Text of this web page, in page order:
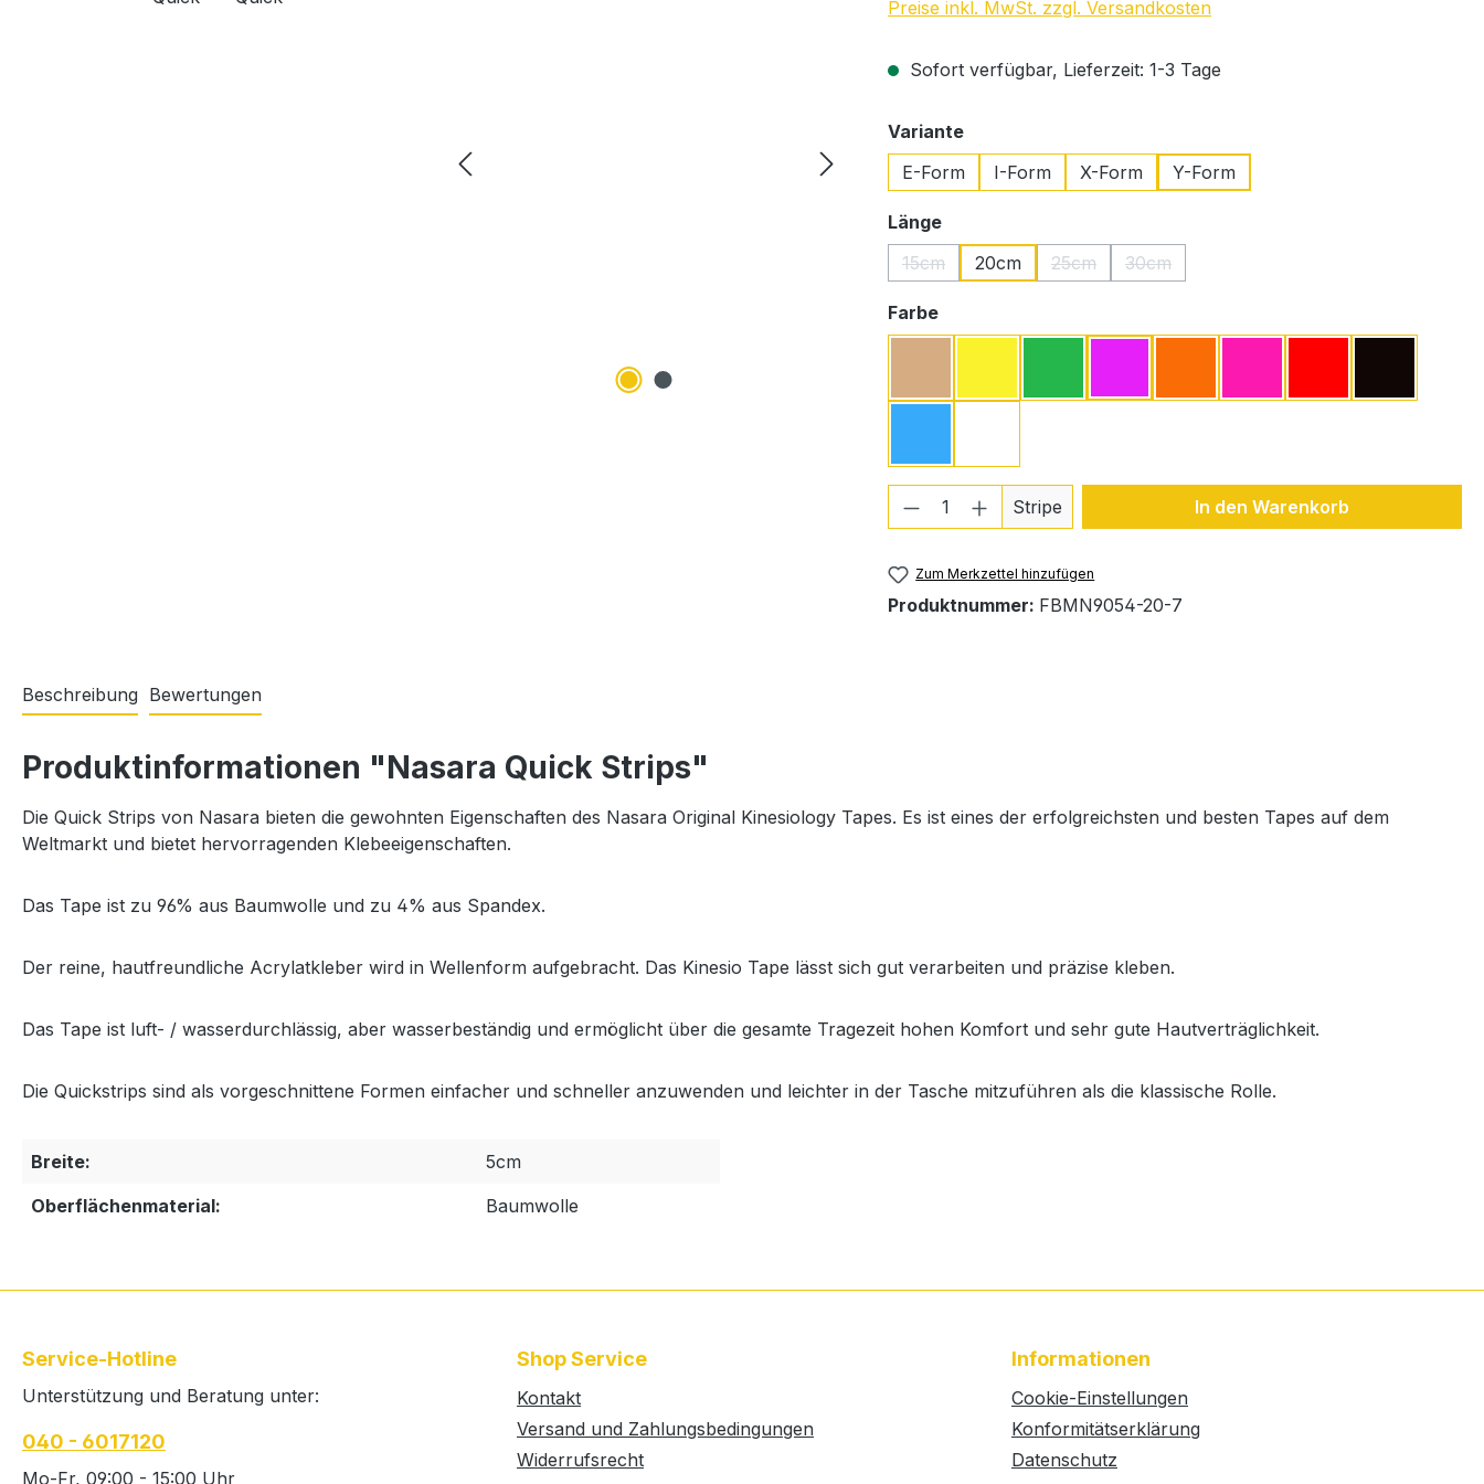
Preise inkl. MwSt. zzgl. Versandkosten
Sofort verfügbar, Lieferzeit: 1-3 Tage
Varianteauswählen
E-Form
I-Form X-Form Y-Form
Längeauswählen
15cm
(Diese Option ist zurzeit nicht verfügbar.)
20cm 25cm
(Diese Option ist zurzeit nicht verfügbar.)
30cm
(Diese Option ist zurzeit nicht verfügbar.)
Farbeauswählen
Produkt Anzahl: Gib den gewünschten Wert
Stripe In den Warenkorb
Zum Merkzettel hinzufügen
Produktnummer: FBMN9054-20-7
Beschreibung Bewertungen
Produktinformationen "Nasara Quick Strips"
Die Quick Strips von Nasara bieten die gewohnten Eigenschaften des Nasara Original Kinesiology Tapes. Es ist eines der erfolgreichsten und besten Tapes auf dem
Weltmarkt und bietet hervorragenden Klebeeigenschaften.
Das Tape ist zu 96% aus Baumwolle und zu 4% aus Spandex.
Der reine, hautfreundliche Acrylatkleber wird in Wellenform aufgebracht. Das Kinesio Tape lässt sich gut verarbeiten und präzise kleben.
Das Tape ist luft- / wasserdurchlässig, aber wasserbeständig und ermöglicht über die gesamte Tragezeit hohen Komfort und sehr gute Hautverträglichkeit.
Die Quickstrips sind als vorgeschnittene Formen einfacher und schneller anzuwenden und leichter in der Tasche mitzuführen als die klassische Rolle.
Breite:
5cm
Oberflächenmaterial:
Baumwolle
Service-Hotline
Unterstützung und Beratung unter:
040 - 6017120
Mo-Fr, 09:00 - 15:00 Uhr
Shop Service
Kontakt
Versand und Zahlungsbedingungen
Widerrufsrecht
Informationen
Cookie-Einstellungen
Konformitätserklärung
Datenschutz